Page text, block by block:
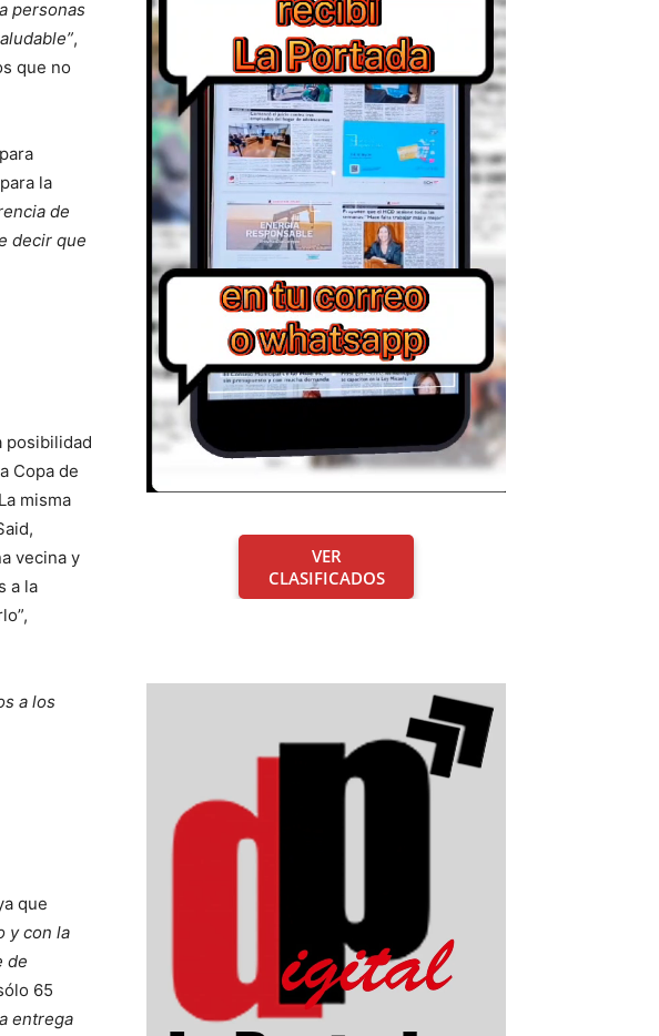
personas
,
que no
la
de
decir que
posibilidad
Copa de
misma
vecina y
a la
a los
que
y con la
de
65
entrega
VER
CLASIFICADOS